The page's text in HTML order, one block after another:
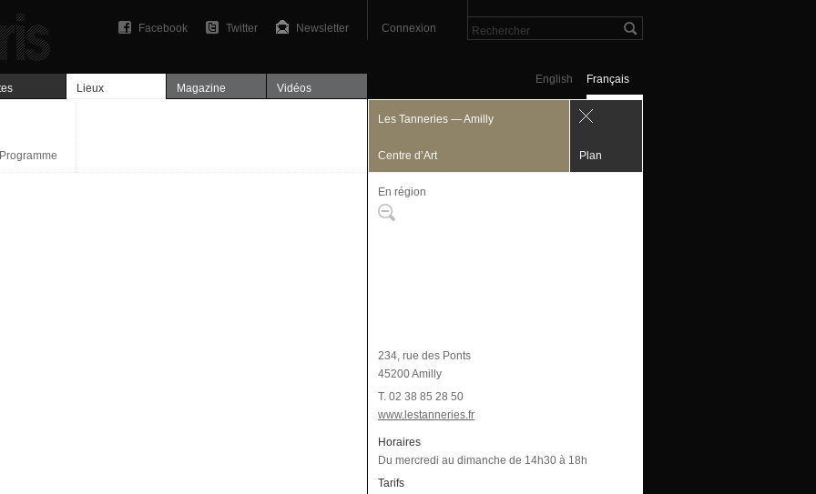
Connexion
Newsletter
Twitter
Facebook
Français
English
Lieux Magazine Vidéos
Programme
Les Tanneries — Amilly
Centre d’Art Plan
En région
234, rue des Ponts
45200 Amilly
T. 02 38 85 28 50
www.lestanneries.fr
Horaires
Du mercredi au dimanche de 14h30 à 18h
Tarifs